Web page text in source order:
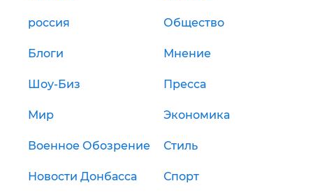
россия Общество
Блоги Мнение
Шоу-Биз Пресса
Мир Экономика
Военное Обозрение Стиль
Новости Донбасса Спорт